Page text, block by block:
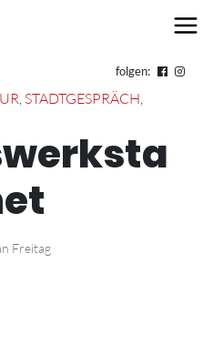
folgen:
, STADTGESPRÄCH,
Freitag